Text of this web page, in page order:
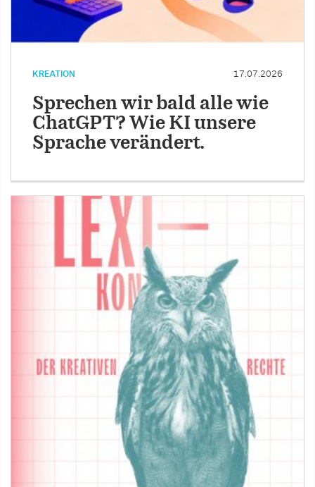
KREATION 17.07.2026
Sprechen wir bald alle wie
ChatGPT? Wie KI unsere
Sprache verändert.